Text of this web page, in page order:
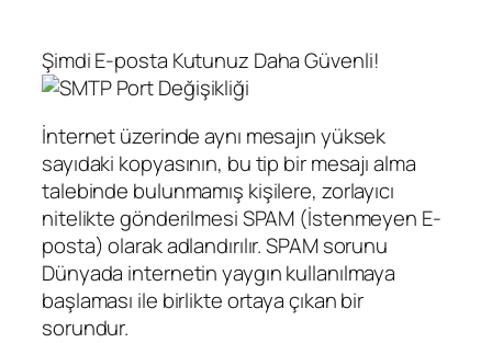
Şimdi E-posta Kutunuz Daha Güvenli!
İnternet üzerinde aynı mesajın yüksek
sayıdaki kopyasının, bu tip bir mesajı alma
talebinde bulunmamış kişilere, zorlayıcı
nitelikte gönderilmesi SPAM (İstenmeyen E-
posta) olarak adlandırılır. SPAM sorunu
Dünyada internetin yaygın kullanılmaya
başlaması ile birlikte ortaya çıkan bir
sorundur.